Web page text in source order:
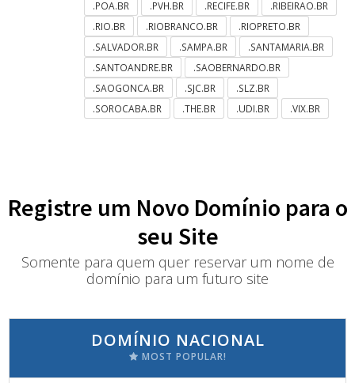
.POA.BR .PVH.BR .RECIFE.BR
.RIBEIRAO.BR
.RIO.BR
.RIOBRANCO.BR
.RIOPRETO.BR
.SALVADOR.BR
.SAMPA.BR
.SANTAMARIA.BR
.SANTOANDRE.BR
.SAOBERNARDO.BR
.SAOGONCA.BR
.SJC.BR
.SLZ.BR
.SOROCABA.BR
.THE.BR .UDI.BR .VIX.BR
Registre um Novo Domínio para o
seu Site
Somente para quem quer reservar um nome de
domínio para um futuro site
DOMÍNIO NACIONAL
MOST POPULAR!